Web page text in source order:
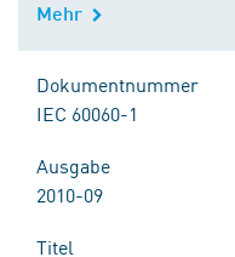
Mehr
Dokumentnummer
IEC 60060-1
Ausgabe
2010-09
Titel